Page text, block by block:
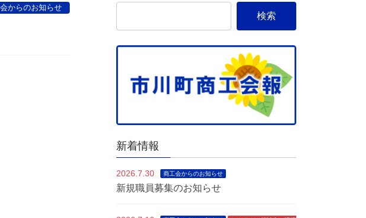
からのお知らせ
新着情報
2026.7.30 商工会からのお知らせ
新規職員募集のお知らせ